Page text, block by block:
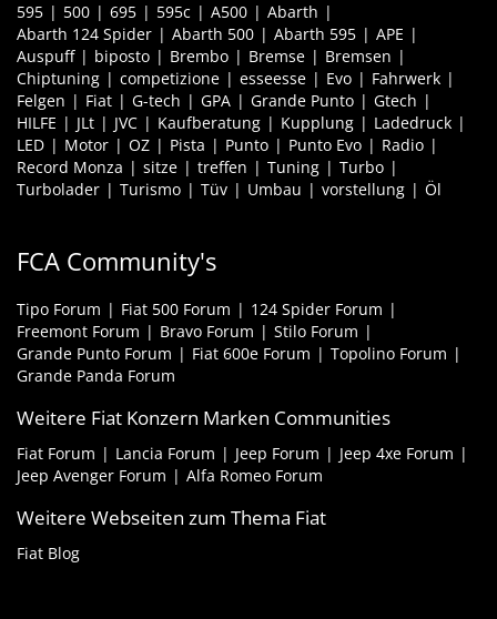
595 500 695 595c A500
Abarth
Abarth 124 Spider
Abarth 500 Abarth 595
APE
Auspuff
biposto Brembo Bremse
Bremsen
Chiptuning
competizione esseesse Evo
Fahrwerk
Felgen
Fiat G-tech GPA Grande Punto
Gtech
HILFE
JLt JVC Kaufberatung Kupplung
Ladedruck
LED
Motor OZ Pista Punto Punto Evo
Radio
Record Monza
sitze treffen Tuning
Turbo
Turbolader
Turismo Tüv Umbau vorstellung Öl
FCA Community's
Tipo Forum Fiat 500 Forum
124 Spider Forum
Freemont Forum
Bravo Forum
Stilo Forum
Grande Punto Forum
Fiat 600e Forum
Topolino Forum
Grande Panda Forum
Weitere Fiat Konzern Marken Communities
Fiat Forum Lancia Forum Jeep Forum
Jeep 4xe Forum
Jeep Avenger Forum
Alfa Romeo Forum
Weitere Webseiten zum Thema Fiat
Fiat Blog